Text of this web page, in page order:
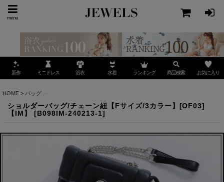
menu
新作 ミニドレス 浴衣 水着 ランキング 商品検索 お気に入り
HOME > バッグ
ショルダーバッグ/チェーン紐【Fサイズ/3カラー】[OF03]
【IM】
[B098IM-240213-1]